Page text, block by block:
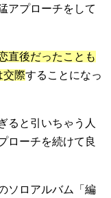
アプローチをして
直後だったことも
交際することになっ
ると引いちゃう人
ローチを続けて良
ソロアルバム「編